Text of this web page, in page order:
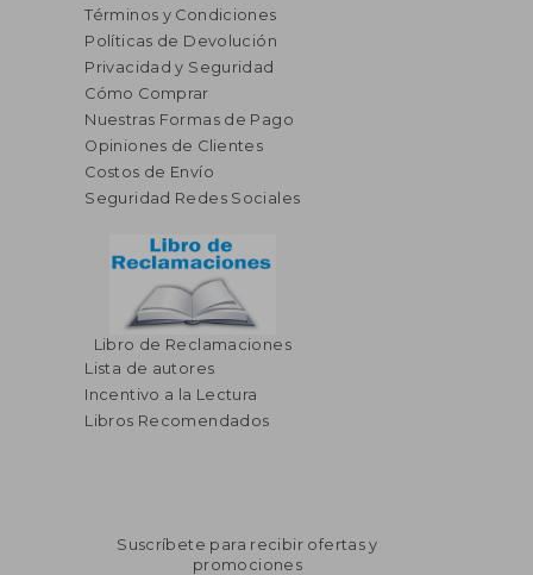
Términos y Condiciones
Políticas de Devolución
Privacidad y Seguridad
Cómo Comprar
Nuestras Formas de Pago
Opiniones de Clientes
Costos de Envío
Seguridad Redes Sociales
Libro de Reclamaciones
Lista de autores
Incentivo a la Lectura
Libros Recomendados
Suscríbete para recibir ofertas y
promociones